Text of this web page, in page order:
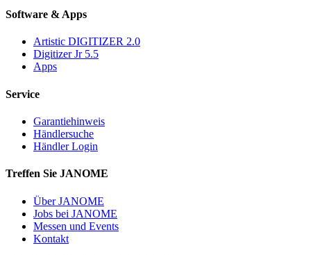
Software & Apps
Artistic DIGITIZER 2.0
Digitizer Jr 5.5
Apps
Service
Garantiehinweis
Händlersuche
Händler Login
Treffen Sie JANOME
Über JANOME
Jobs bei JANOME
Messen und Events
Kontakt